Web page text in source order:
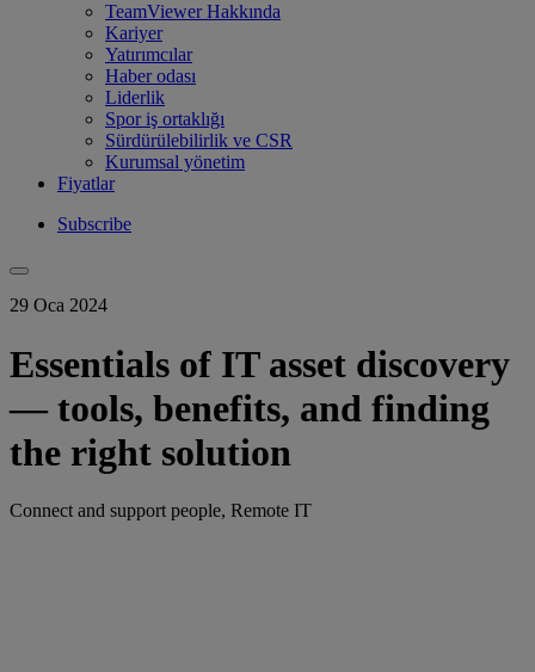
TeamViewer Hakkında
Kariyer
Yatırımcılar
Haber odası
Liderlik
Spor iş ortaklığı
Sürdürülebilirlik ve CSR
Kurumsal yönetim
Fiyatlar
Subscribe
29 Oca 2024
Essentials of IT asset discovery
— tools, benefits, and finding
the right solution
Connect and support people, Remote IT